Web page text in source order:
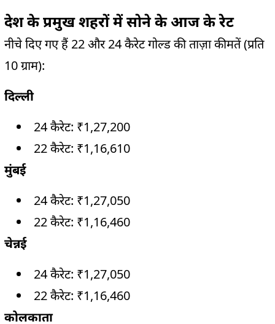
देश के प्रमुख शहरों में सोने के आज के रेट
नीचे दिए गए हैं 22 और 24 कैरेट गोल्ड की ताज़ा कीमतें (प्रति
10 ग्राम):
दिल्ली
24 कैरेट: ₹1,27,200
22 कैरेट: ₹1,16,610
मुंबई
24 कैरेट: ₹1,27,050
22 कैरेट: ₹1,16,460
चेन्नई
24 कैरेट: ₹1,27,050
22 कैरेट: ₹1,16,460
कोलकाता